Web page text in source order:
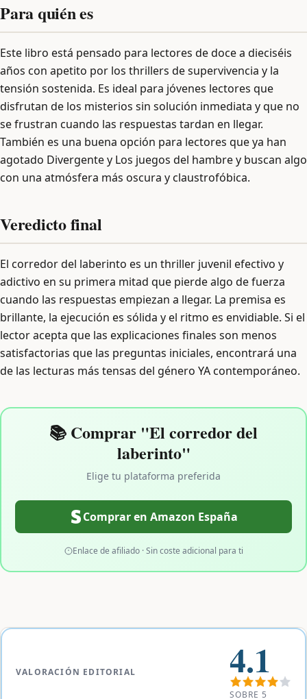
Para quién es
Este libro está pensado para lectores de doce a dieciséis
años con apetito por los thrillers de supervivencia y la
tensión sostenida. Es ideal para jóvenes lectores que
disfrutan de los misterios sin solución inmediata y que no
se frustran cuando las respuestas tardan en llegar.
También es una buena opción para lectores que ya han
agotado Divergente y Los juegos del hambre y buscan algo
con una atmósfera más oscura y claustrofóbica.
Veredicto final
El corredor del laberinto es un thriller juvenil efectivo y
adictivo en su primera mitad que pierde algo de fuerza
cuando las respuestas empiezan a llegar. La premisa es
brillante, la ejecución es sólida y el ritmo es envidiable. Si el
lector acepta que las explicaciones finales son menos
satisfactorias que las preguntas iniciales, encontrará una
de las lecturas más tensas del género YA contemporáneo.
📚 Comprar "El corredor del
laberinto"
Elige tu plataforma preferida
Comprar en Amazon España
Enlace de afiliado · Sin coste adicional para ti
VALORACIÓN EDITORIAL 4.1
SOBRE 5